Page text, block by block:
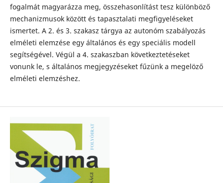
fogalmát magyarázza meg, összehasonlítást tesz különböző
mechanizmusok között és tapasztalati megfigyeléseket
ismertet. A 2. és 3. szakasz tárgya az autonóm szabályozás
elméleti elemzése egy általános és egy speciális modell
segítségével. Végül a 4. szakaszban következtetéseket
vonunk le, s általános megjegyzéseket fűzünk a megelöző
elméleti elemzéshez.